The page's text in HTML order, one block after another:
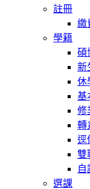
註冊
繳
學籍
碩
新
休
基
修
轉
逕
雙
自
選課